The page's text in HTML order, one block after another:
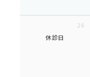
26
休診日